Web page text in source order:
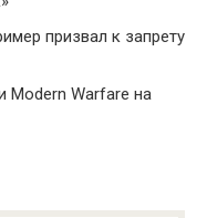
призвал к запрету
Modern Warfare на